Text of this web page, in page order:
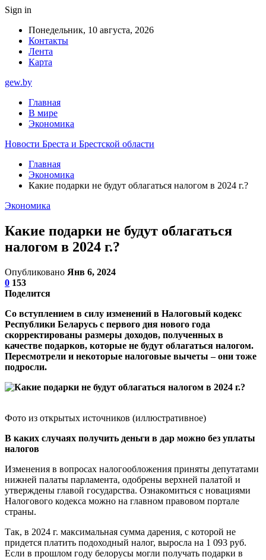
Sign in
Понедельник, 10 августа, 2026
Контакты
Лента
Карта
gew.by
Главная
В мире
Экономика
Новости Бреста и Брестской области
Главная
Экономика
Какие подарки не будут облагаться налогом в 2024 г.?
Экономика
Какие подарки не будут облагаться
налогом в 2024 г.?
Опубликовано Янв 6, 2024
0 153
Поделится
Со вступлением в силу изменений в Налоговый кодекс
Республики Беларусь с первого дня нового года
скорректированы размеры доходов, полученных в
качестве подарков, которые не будут облагаться налогом.
Пересмотрели и некоторые налоговые вычеты – они тоже
подросли.
Фото из открытых источников (иллюстративное)
В каких случаях получить деньги в дар можно без уплаты
налогов
Изменения в вопросах налогообложения приняты депутатами
нижней палаты парламента, одобрены верхней палатой и
утверждены главой государства. Ознакомиться с новациями
Налогового кодекса можно на главном правовом портале
страны.
Так, в 2024 г. максимальная сумма дарения, с которой не
придется платить подоходный налог, выросла на 1 093 руб.
Если в прошлом году белорусы могли получать подарки в